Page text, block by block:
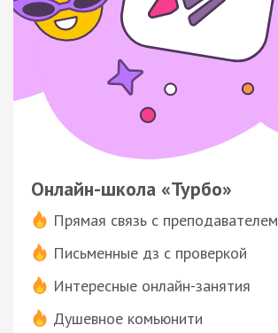
Онлайн-школа «Турбо»
Прямая связь с преподавателем
Письменные дз с проверкой
Интересные онлайн-занятия
Душевное комьюнити